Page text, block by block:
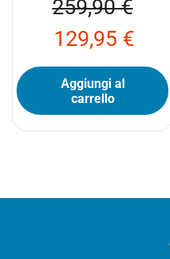
259,90€
129,95 €
Aggiungi al
carrello